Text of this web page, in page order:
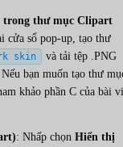
thư mục Clipart
cửa sổ pop-up, tạo thư
skin
và tải tệp .PNG
bạn muốn tạo thư
khảo phần C của bài
: Nhấp chọn Hiển thị